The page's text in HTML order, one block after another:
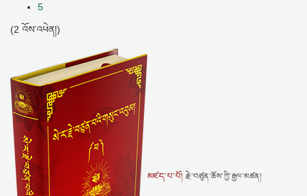
5
(2 འོས་འཕེན།)
མཛད་པ་པོ། རྗེ་བཙུན་ཆོས་ཀྱི་རྒྱལ་མཚན།